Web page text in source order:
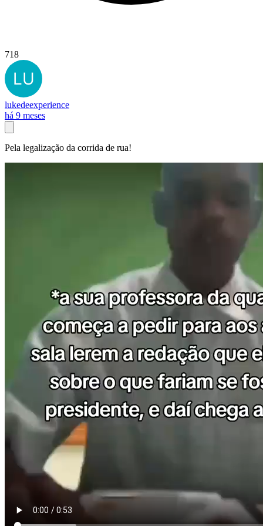
718
lukedeexperience
há 9 meses
Pela legalização da corrida de rua!